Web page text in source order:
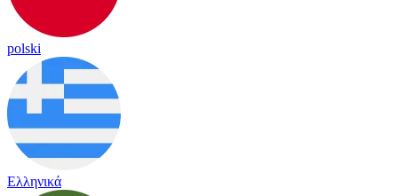
polski
Ελληνικά